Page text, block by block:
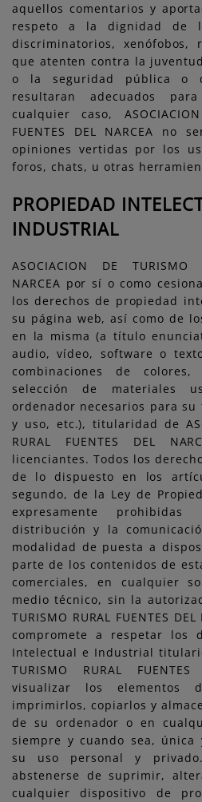
aquellos comentarios y
respeto a la dignidad de
discriminatorios, xenófobos,
que atenten contra la
o la seguridad pública o
resultaran adecuados
cualquier caso,
FUENTES DEL NARCEA no
opiniones vertidas por los
foros, chats, u otras
PROPIEDAD
INDUSTRIAL
ASOCIACION DE TURISMO
NARCEA por sí o como
los derechos de propiedad
su página web, así como de
en la misma (a título
audio, vídeo, software o
combinaciones de
selección de materiales
ordenador necesarios para
y uso, etc.), titularidad de
RURAL FUENTES DEL
licenciantes. Todos los
de lo dispuesto en los
segundo, de la Ley de
expresamente
distribución y la
modalidad de puesta a
parte de los contenidos de
comerciales, en cualquier
medio técnico, sin la
TURISMO RURAL FUENTES
compromete a respetar los
Intelectual e Industrial
TURISMO RURAL
visualizar los elementos
imprimirlos, copiarlos y
de su ordenador o en
siempre y cuando sea, única
su uso personal y privado.
abstenerse de suprimir,
cualquier dispositivo de